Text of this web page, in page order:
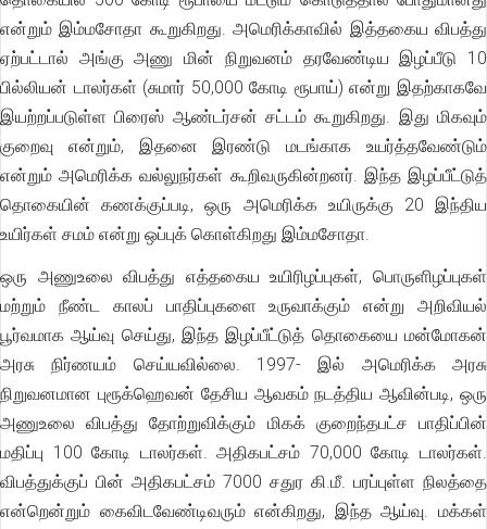
என்றும் இம்மசோதா கூறுகிறது. அமெரிக்காவில் இத்தகைய விபத்து
ஏற்பட்டால் அங்கு அணு மின் நிறுவனம் தரவேண்டிய இழப்பீடு 10
பில்லியன் டாலர்கள் (சுமார் 50,000 கோடி ரூபாய்) என்று இதற்காகவே
இயற்றப்படுள்ள பிரைஸ் ஆண்டர்சன் சட்டம் கூறுகிறது. இது மிகவும்
குறைவு என்றும், இதனை இரண்டு மடங்காக உயர்த்தவேண்டும்
என்றும் அமெரிக்க வல்லுநர்கள் கூறிவருகின்றனர். இந்த இழப்பீட்டுத்
தொகையின் கணக்குப்படி, ஒரு அமெரிக்க உயிருக்கு 20 இந்திய
உயிர்கள் சமம் என்று ஒப்புக் கொள்கிறது இம்மசோதா.
ஒரு அணுஉலை விபத்து எத்தகைய உயிரிழப்புகள், பொருளிழப்புகள்
மற்றும் நீண்ட காலப் பாதிப்புகளை உருவாக்கும் என்று அறிவியல்
பூர்வமாக ஆய்வு செய்து, இந்த இழப்பீட்டுத் தொகையை மன்மோகன்
அரசு நிர்ணயம் செய்யவில்லை. 1997- இல் அமெரிக்க அரசு
நிறுவனமான புரூக்ஹெவன் தேசிய ஆவகம் நடத்திய ஆவின்படி, ஒரு
அணுஉலை விபத்து தோற்றுவிக்கும் மிகக் குறைந்தபட்ச பாதிப்பின்
மதிப்பு 100 கோடி டாலர்கள். அதிகபட்சம் 70,000 கோடி டாலர்கள்.
விபத்துக்குப் பின் அதிகபட்சம் 7000 சதுர கி.மீ. பரப்புள்ள நிலத்தை
என்றென்றும் கைவிடவேண்டிவரும் என்கிறது, இந்த ஆய்வு. மக்கள்